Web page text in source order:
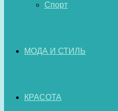
Спорт
МОДА И СТИЛЬ
КРАСОТА